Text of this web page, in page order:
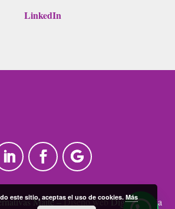
LinkedIn
Maite –Diseño webDigital Media
este sitio, aceptas el uso de cookies. Más